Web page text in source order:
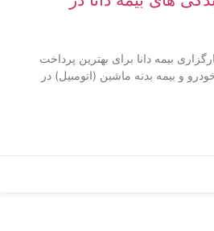
بیمه دانا برای بهترین پرداخت
و بیمه بدنه ماشین (اتومبیل) در